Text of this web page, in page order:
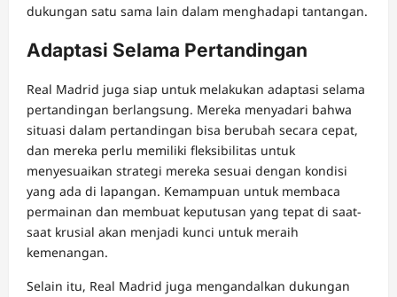
dukungan satu sama lain dalam menghadapi tantangan.
Adaptasi Selama Pertandingan
Real Madrid juga siap untuk melakukan adaptasi selama
pertandingan berlangsung. Mereka menyadari bahwa
situasi dalam pertandingan bisa berubah secara cepat,
dan mereka perlu memiliki fleksibilitas untuk
menyesuaikan strategi mereka sesuai dengan kondisi
yang ada di lapangan. Kemampuan untuk membaca
permainan dan membuat keputusan yang tepat di saat-
saat krusial akan menjadi kunci untuk meraih
kemenangan.
Selain itu, Real Madrid juga mengandalkan dukungan